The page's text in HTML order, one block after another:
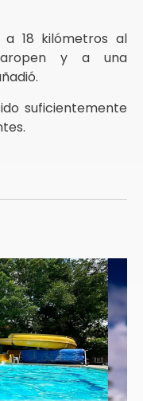
18 kilómetros al
y a una
suficientemente